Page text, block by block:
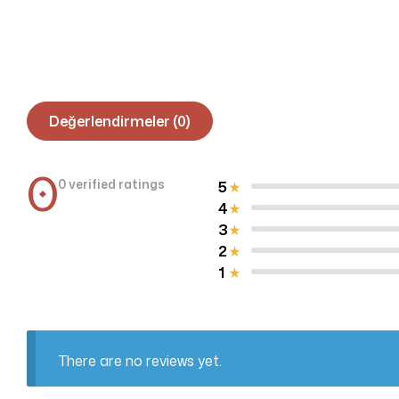
Değerlendirmeler (0)
00 verified ratings
1
2
3
4
5
There are no reviews yet.